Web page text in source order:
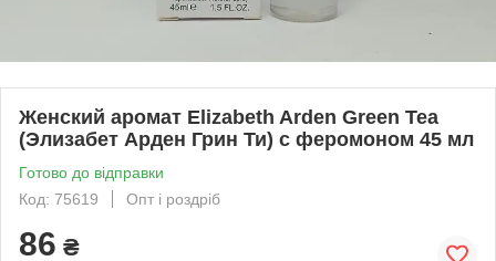
Женский аромат Elizabeth Arden Green Tea
(Элизабет Арден Грин Ти) с феромоном 45 мл
Готово до відправки
Код: 75619
Опт і роздріб
86 ₴